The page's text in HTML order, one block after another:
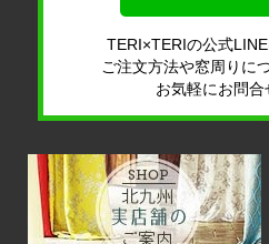
TERI×TERIの公式
ご注文方法や窓周りに
お気軽にお問合